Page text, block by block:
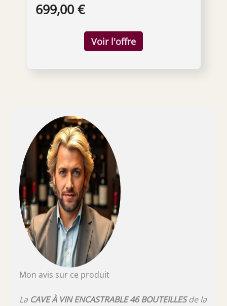
699,00 €
Mon avis sur ce produit
La CAVE À VIN ENCASTRABLE 46 BOUTEILLESde la